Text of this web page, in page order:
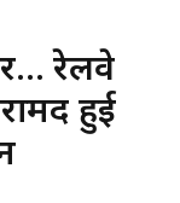
रेलवे
हुई